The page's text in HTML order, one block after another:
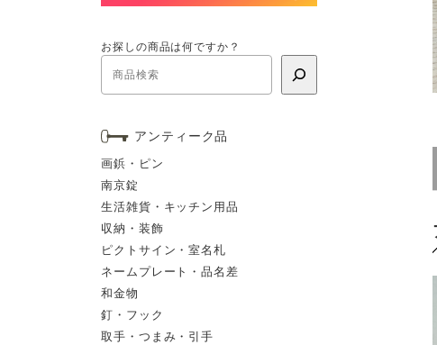
お探しの商品は何ですか？
アンティーク品
画鋲・ピン
南京錠
生活雑貨・キッチン用品
収納・装飾
ピクトサイン・室名札
ネームプレート・品名差
和金物
釘・フック
取手・つまみ・引手